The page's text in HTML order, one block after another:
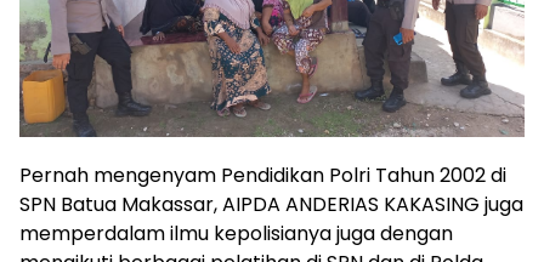
Pernah mengenyam Pendidikan Polri Tahun 2002 di
SPN Batua Makassar, AIPDA ANDERIAS KAKASING juga
memperdalam ilmu kepolisianya juga dengan